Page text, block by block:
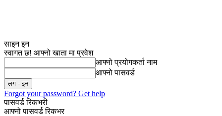
साइन इन
स्वागत छ! आफ्नो खाता मा प्रवेश
आफ्नो प्रयोगकर्ता नाम
आफ्नो पासवर्ड
Forgot your password? Get help
पासवर्ड रिकभरी
आफ्नो पासवर्ड रिकभर